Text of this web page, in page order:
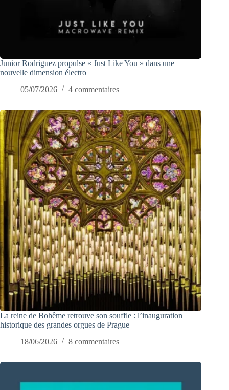
Junior Rodriguez propulse « Just Like You » dans une
nouvelle dimension électro
05/07/2026
4 commentaires
La reine de Bohême retrouve son souffle : l’inauguration
historique des grandes orgues de Prague
18/06/2026
8 commentaires